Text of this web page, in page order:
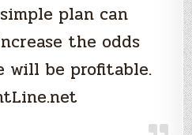
plan can
the odds
will be profitable.